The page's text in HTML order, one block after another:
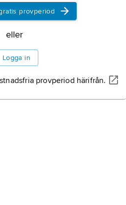
provperiod
eller
Logga in
provperiod härifrån.